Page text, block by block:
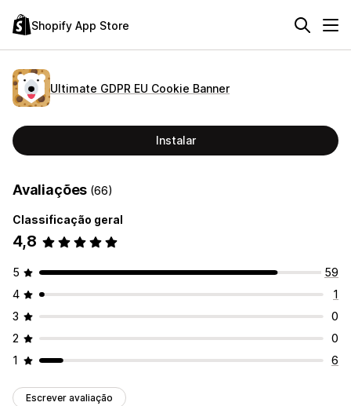
Shopify App Store
Ultimate GDPR EU Cookie Banner
Instalar
Avaliações (66)
Classificação geral
4,8
5
59
4
1
3
0
2
0
1
6
Escrever avaliação